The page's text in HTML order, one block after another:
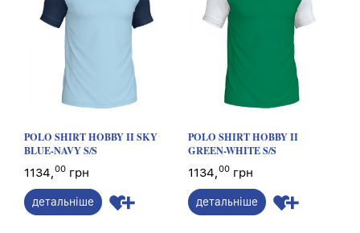
POLO SHIRT HOBBY II SKY
BLUE-NAVY S/S
1134,00 грн
детальніше
POLO SHIRT HOBBY II
GREEN-WHITE S/S
1134,00 грн
детальніше